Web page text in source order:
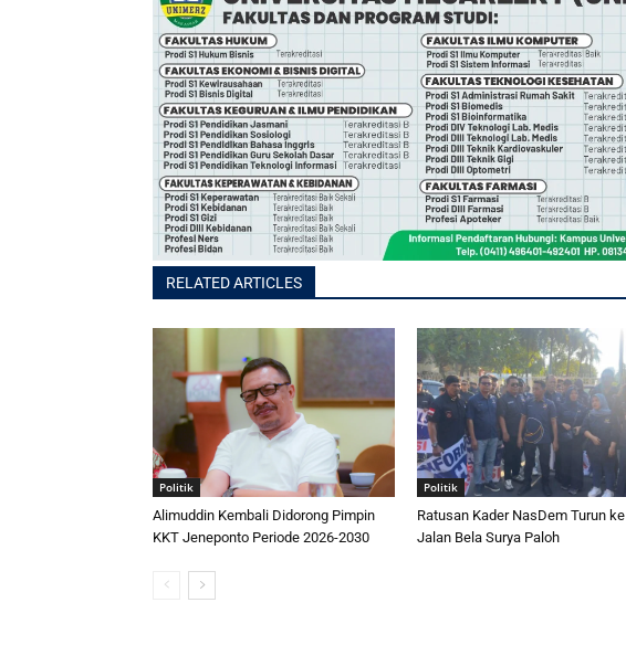
RELATED ARTICLES
Politik
Alimuddin Kembali Didorong Pimpin
KKT Jeneponto Periode 2026-2030
Politik
Ratusan Kader NasDem Turun ke
Jalan Bela Surya Paloh